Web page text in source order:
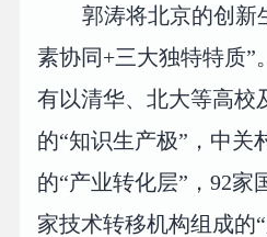
郭涛将北京的创新
素协同+三大独特特质”
有以清华、北大等高校
的“知识生产极”，中关
的“产业转化层”，92家
家技术转移机构组成的